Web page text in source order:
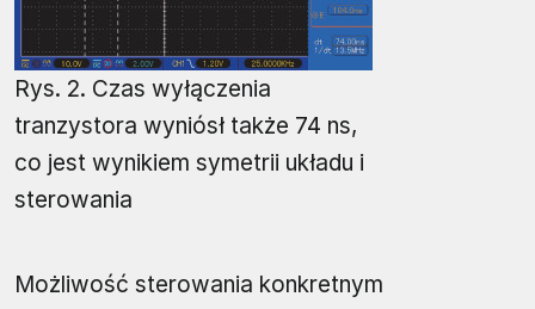
Rys. 2. Czas wyłączenia
tranzystora wyniósł także 74 ns,
co jest wynikiem symetrii układu i
sterowania
Możliwość sterowania konkretnym